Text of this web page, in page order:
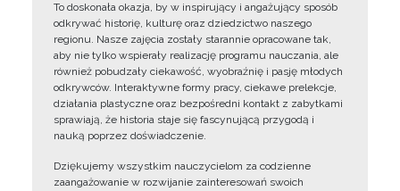
To doskonała okazja, by w inspirujący i angażujący sposób
odkrywać historię, kulturę oraz dziedzictwo naszego
regionu. Nasze zajęcia zostały starannie opracowane tak,
aby nie tylko wspierały realizację programu nauczania, ale
również pobudzały ciekawość, wyobraźnię i pasję młodych
odkrywców. Interaktywne formy pracy, ciekawe prelekcje,
działania plastyczne oraz bezpośredni kontakt z zabytkami
sprawiają, że historia staje się fascynującą przygodą i
nauką poprzez doświadczenie.
Dziękujemy wszystkim nauczycielom za codzienne
zaangażowanie w rozwijanie zainteresowań swoich